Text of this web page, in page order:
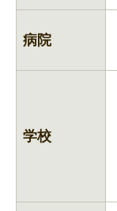
病院
学校